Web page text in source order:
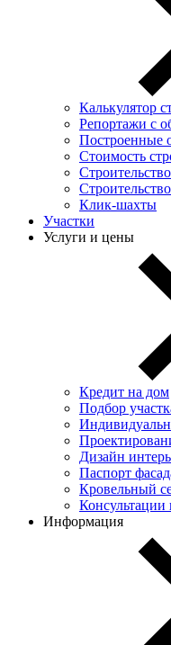
Калькулятор
Репортажи с
Построенные
Стоимость
Клик-шахты
Участки
Услуги и цены
Кредит на дом
Подбор
Дизайн
Паспорт
Кровельный
Консультации
Информация